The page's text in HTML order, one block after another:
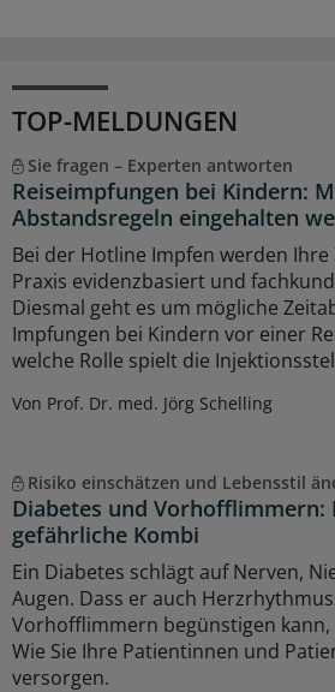
TOP-MELDUNGEN
Sie fragen – Experten antworten
Reiseimpfungen bei Kindern:
Abstandsregeln eingehalten
Bei der Hotline Impfen werden
Praxis evidenzbasiert und
Diesmal geht es um mögliche
Impfungen bei Kindern vor einer
welche Rolle spielt die
Von Prof. Dr. med. Jörg Schelling
Risiko einschätzen und Lebensstil
Diabetes und Vorhofflimmern:
gefährliche Kombi
Ein Diabetes schlägt auf Nerven,
Augen. Dass er auch
Vorhofflimmern begünstigen
Wie Sie Ihre Patientinnen und
versorgen.